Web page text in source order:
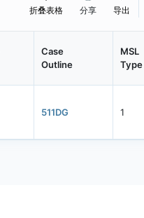
折叠表格 分享 导出
Case
Outline
MSL
Type
511DG 1